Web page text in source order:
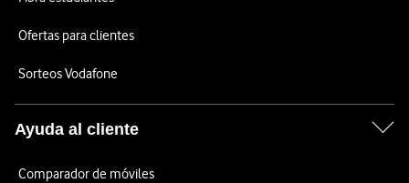
Ofertas para clientes
Sorteos Vodafone
Ayuda al cliente
Comparador de móviles